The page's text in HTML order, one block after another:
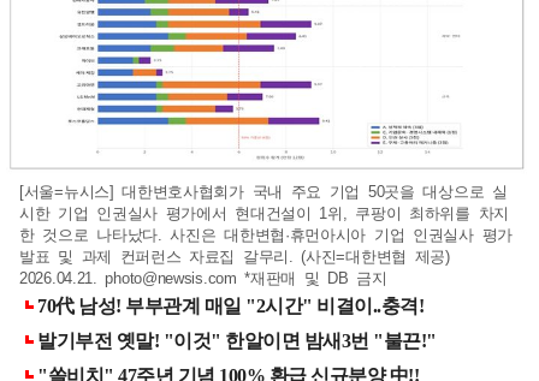
[서울=뉴시스] 대한변호사협회가 국내 주요 기업 50곳을 대상으로 실
시한 기업 인권실사 평가에서 현대건설이 1위, 쿠팡이 최하위를 차지
한 것으로 나타났다. 사진은 대한변협·휴먼아시아 기업 인권실사 평가
발표 및 과제 컨퍼런스 자료집 갈무리. (사진=대한변협 제공)
2026.04.21.photo@newsis.com *재판매 및 DB 금지